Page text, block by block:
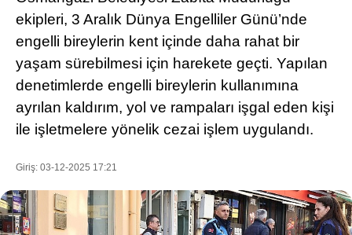
SPOR
SAĞLIK
TEKNOLOJİ
EĞİTİM
ekipleri, 3 Aralık Dünya Engelliler Günü’nde
engelli bireylerin kent içinde daha rahat bir
yaşam sürebilmesi için harekete geçti. Yapılan
denetimlerde engelli bireylerin kullanımına
ayrılan kaldırım, yol ve rampaları işgal eden kişi
ile işletmelere yönelik cezai işlem uygulandı.
Giriş: 03-12-2025 17:21